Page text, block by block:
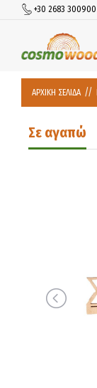
+30 2683 300900
ΑΡΧΙΚΗ ΣΕΛΙΔΑ
Σε αγαπώ